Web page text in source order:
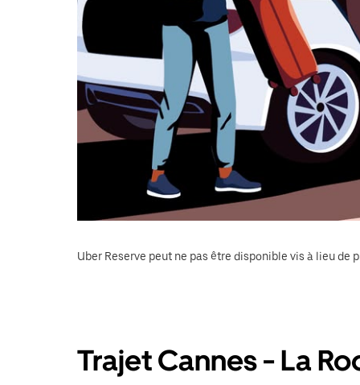
Uber Reserve peut ne pas être disponible vis à lieu de
Trajet Cannes - La